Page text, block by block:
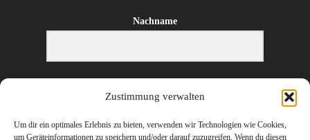
Zustimmung verwalten
Um dir ein optimales Erlebnis zu bieten, verwenden wir Technologien wie Cookies,
um Geräteinformationen zu speichern und/oder darauf zuzugreifen. Wenn du diesen
Nachname
E-Mail-Adresse